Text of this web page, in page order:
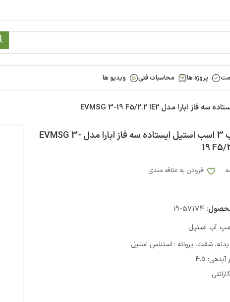
پروژه ها محاسبات فنی ویدیو ها
پمپ آب 3 اسب استيل ایستاده سه فاز ابارا مدل EVMSG 3-
19 F5/
افزودن به علاقه مندی
i9-57174
آب استیل
شفت، پروانه : استنلس استیل
4.5